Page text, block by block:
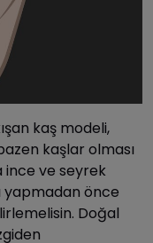
kaş modeli,
kaşlar olması
ve seyrek
yapmadan önce
Doğal